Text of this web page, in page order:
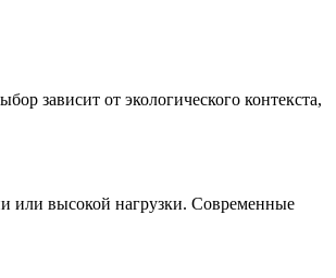
зависит от экологического контекста,
или высокой нагрузки. Современные